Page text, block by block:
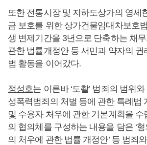
또한 전통시장 및 지하도상가의 영세
금 보호를 위한 상가건물임대차보호
생 변제기간을 3년으로 단축하는 채무
관한 법률개정안 등 서민과 약자의 권
법 활동을 이어갔다.
정성호는 이른바 ‘도촬’ 범죄의 범위
성폭력범죄의 처벌 등에 관한 특례법
및 수용자 처우에 관한 기본계획을
의 협의체를 구성하는 내용을 담은 ‘
의 처우에 관한 법률 개정안’ 등 범죄